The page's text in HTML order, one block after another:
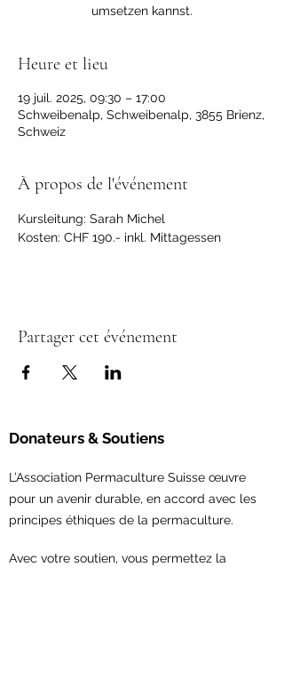
umsetzen kannst.
Heure et lieu
19 juil. 2025, 09:30 – 17:00
Schweibenalp, Schweibenalp, 3855 Brienz,
Schweiz
À propos de l'événement
Kursleitung: Sarah Michel
Kosten: CHF 190.- inkl. Mittagessen
Partager cet événement
Donateurs & Soutiens
L’Association Permaculture Suisse œuvre
pour un avenir durable, en accord avec les
principes éthiques de la permaculture.
Avec votre soutien, vous permettez la